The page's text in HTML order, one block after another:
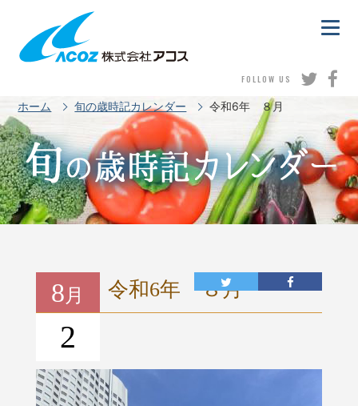
FOLLOW US
ホーム 旬の歳時記カレンダー 令和6年 ８月
8 月
2
令和6年 ８月